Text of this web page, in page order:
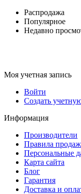
Распродажа
Популярное
Недавно
Моя учетная запись
Войти
Создать
Информация
Производители
Правила
Персональные
Карта сайта
Блог
Гарантия
Доставка и